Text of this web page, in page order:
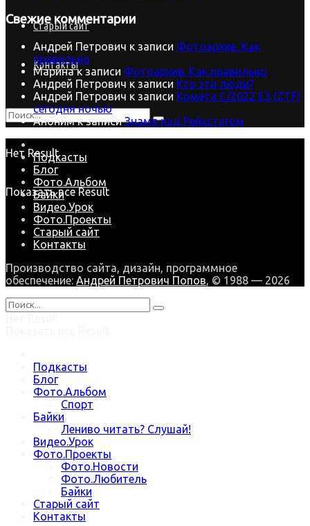
Старый сайт
Контакты
Нет Result
Показать все Result
Свежие комментарии
Андрей Петрович к записи Фотоархив. Как
правильно
Маринак записи Фотоархив. Как правильно
Андрей Петрович к записи Кто эти люди?
Андрей Петрович к записи Комета C/2022 E3 (ZTF)
сегодня ночью
Анонимк записиЗнамя над Рейхстагом
Подкасты
Блог
Фото.Альбом
Байки
Видео.Урок
Фото.Проекты
Старый сайт
Контакты
Производство сайта, дизайн, программное
обеспечение: Андрей Петрович Попов , © 1988 — 2026
Подкасты
Блог
Фото.Альбом
Спорт
Байки
Лениво читать? Слушай!
Видео.Урок
Фото.Проекты
Фото.Новости
Фото.Любитель
Байки
Старый сайт
Контакты